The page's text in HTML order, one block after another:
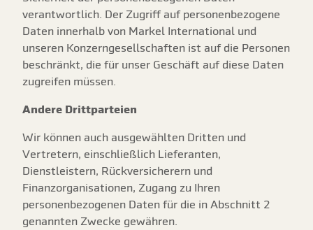
verantwortlich. Der Zugriff auf personenbezogene
Daten innerhalb von Markel International und
unseren Konzerngesellschaften ist auf die Personen
beschränkt, die für unser Geschäft auf diese Daten
zugreifen müssen.
Andere Drittparteien
Wir können auch ausgewählten Dritten und
Vertretern, einschließlich Lieferanten,
Dienstleistern, Rückversicherern und
Finanzorganisationen, Zugang zu Ihren
personenbezogenen Daten für die in Abschnitt 2
genannten Zwecke gewähren.